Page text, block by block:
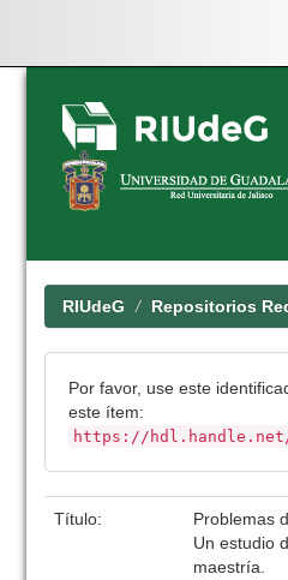
Skip
navigation
RIUdeG Repositorios
Por favor, use este
este ítem:
https://hdl.handle.net/
Título:
Problemas
Un estudio
maestría.